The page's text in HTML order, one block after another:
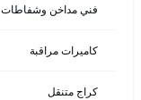
فني مداخن وشفاطات
كاميرات مراقبة
كراج متنقل